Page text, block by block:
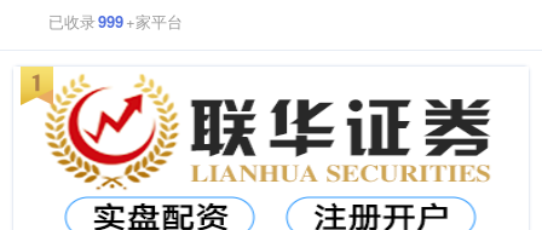
已收录999+家平台